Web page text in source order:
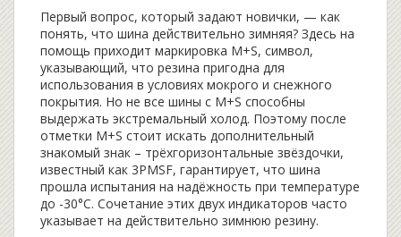
Первый вопрос, который задают новички, — как
понять, что шина действительно зимняя? Здесь на
помощь приходит маркировка M+S, символ,
указывающий, что резина пригодна для
использования в условиях мокрого и снежного
покрытия. Но не все шины с M+S способны
выдержать экстремальный холод. Поэтому после
отметки M+S стоит искать дополнительный
знакомый знак – трёхгоризонтальные звёздочки,
известный как 3PMSF, гарантирует, что шина
прошла испытания на надёжность при температуре
до -30°C. Сочетание этих двух индикаторов часто
указывает на действительно зимнюю резину.